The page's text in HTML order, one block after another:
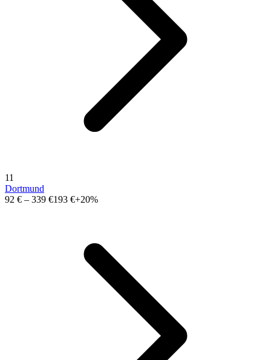
11
Dortmund
92 € – 339 €193 €+20%